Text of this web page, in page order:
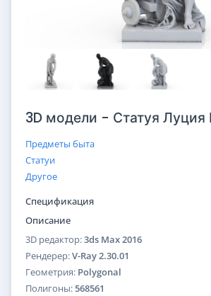
3D модели - Статуя Луция
Предметы быта
Статуи
Другое
Спецификация
Описание
3D редактор:3ds Max 2016
Рендерер:V-Ray 2.30.01
Геометрия: Polygonal
Полигоны:568561